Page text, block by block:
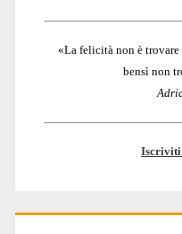
«La felicità non è
bensì non
Iscriviti